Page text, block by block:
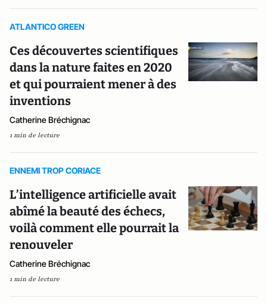
ATLANTICO GREEN
Ces découvertes scientifiques
dans la nature faites en 2020
et qui pourraient mener à des
inventions
Catherine Bréchignac
1 min de lecture
ENNEMI TROP CORIACE
L’intelligence artificielle avait
abîmé la beauté des échecs,
voilà comment elle pourrait la
renouveler
Catherine Bréchignac
1 min de lecture